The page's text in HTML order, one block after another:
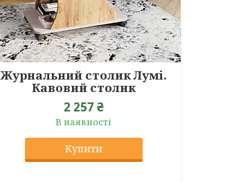
Журнальний столик Лумі.
Кавовий столик
2 257 ₴
В наявності
Купити